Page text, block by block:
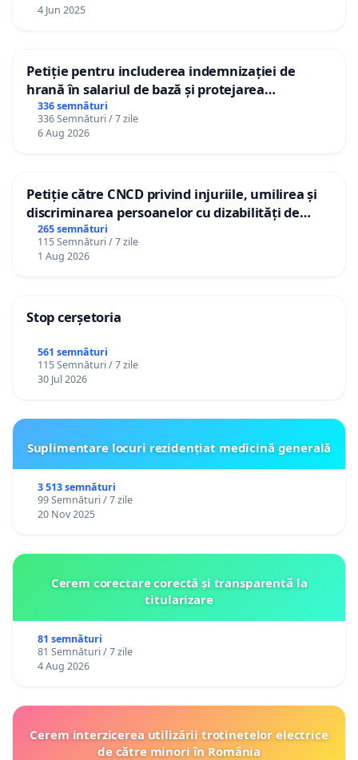
4 Jun 2025
Petiție pentru includerea indemnizației de
hrană în salariul de bază și protejarea
gradațiilor de vechime pentru asistenții
personali
336 semnături
336 Semnături / 7 zile
6 Aug 2026
Petiție către CNCD privind injuriile, umilirea și
discriminarea persoanelor cu dizabilități de
către utilizatorul TikTok „Gorici”
265 semnături
115 Semnături / 7 zile
1 Aug 2026
Stop cerșetoria
561 semnături
115 Semnături / 7 zile
30 Jul 2026
Suplimentare locuri rezidențiat medicină generală
3 513 semnături
99 Semnături / 7 zile
20 Nov 2025
Cerem corectare corectă și transparentă la
titularizare
81 semnături
81 Semnături / 7 zile
4 Aug 2026
Cerem interzicerea utilizării trotinetelor electrice
de către minori în România